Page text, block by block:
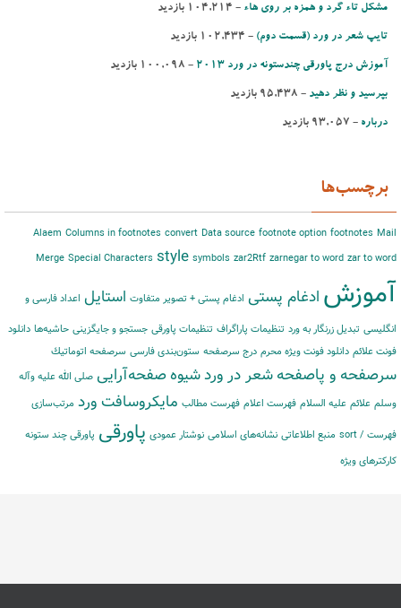
مشكل تاء گرد و همزه بر روی هاء - ‌104,214 بازدید
تایپ شعر در ورد (قسمت دوم) - ‌102,434 بازدید
آموزش درج پاورقی چندستونه در ورد 2013 - ‌100,098 بازدید
بپرسید و نظر دهید - ‌95,438 بازدید
درباره - ‌93,057 بازدید
برچسب‌ها
Alaem Columns in footnotes convert Data source footnote option footnotes Mail
Merge Special Characters style symbols zar2Rtf zarnegar to word zar to word
آموزش ادغام پستی ادغام پستی + تصویر متفاوت استایل اعداد فارسی و
انگلیسی تبدیل زرنگار به ورد تنظیمات پاراگراف تنظیمات پاورقی جستجو و جایگزینی حاشیه‌‌ها دانلود
فونت علائم دانلود فونت ویژه محرم درج سرصفحه ستون‌بندی فارسی سرصفحه اتوماتیك
سرصفحه و پاصفحهشعر در وردشیوهصفحه‌آرایی صلی الله علیه وآله
وسلم علائم علیه السلام فهرست اعلام فهرست مطالب مایكروسافت ورد مرتب‌‌سازی
فهرست / sort منبع اطلاعاتی نشانه‌های اسلامی نوشتار عمودی پاورقی پاورقی چند ستونه
کارکترهای ویژه